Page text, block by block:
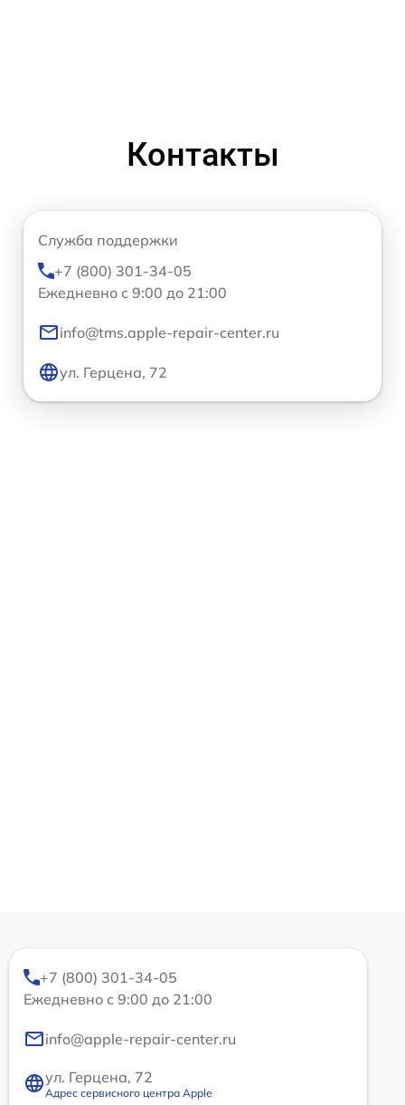
Контакты
Служба поддержки
+7 (800) 301-34-05
Ежедневно с 9:00 до 21:00
info@tms.apple-repair-center.ru
ул. Герцена, 72
+7 (800) 301-34-05
Ежедневно с 9:00 до 21:00
info@apple-repair-center.ru
ул. Герцена, 72
Адрес сервисного центра Apple